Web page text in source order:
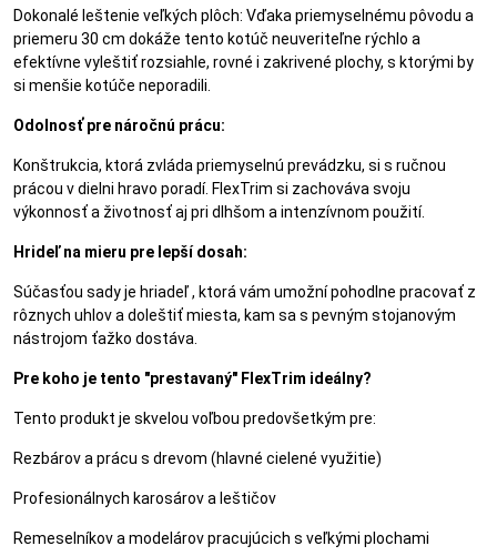
Dokonalé leštenie veľkých plôch: Vďaka priemyselnému pôvodu a
priemeru 30 cm dokáže tento kotúč neuveriteľne rýchlo a
efektívne vyleštiť rozsiahle, rovné i zakrivené plochy, s ktorými by
si menšie kotúče neporadili.
Odolnosť pre náročnú prácu:
Konštrukcia, ktorá zvláda priemyselnú prevádzku, si s ručnou
prácou v dielni hravo poradí. FlexTrim si zachováva svoju
výkonnosť a životnosť aj pri dlhšom a intenzívnom použití.
Hrideľ na mieru pre lepší dosah:
Súčasťou sady je hriadeľ , ktorá vám umožní pohodlne pracovať z
rôznych uhlov a doleštiť miesta, kam sa s pevným stojanovým
nástrojom ťažko dostáva.
Pre koho je tento "prestavaný" FlexTrim ideálny?
Tento produkt je skvelou voľbou predovšetkým pre:
Rezbárov a prácu s drevom (hlavné cielené využitie)
Profesionálnych karosárov a leštičov
Remeselníkov a modelárov pracujúcich s veľkými plochami